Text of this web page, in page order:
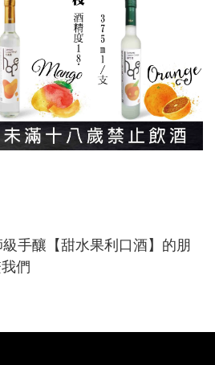
手釀【甜水果利口酒】的朋
們